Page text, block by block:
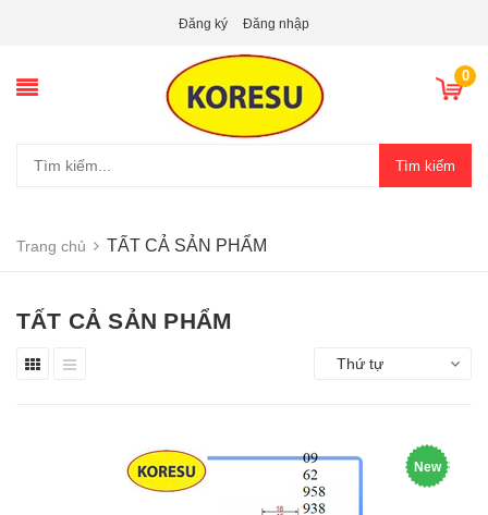
Đăng ký Đăng nhập
0
Tìm kiếm
Trang chủ TẤT CẢ SẢN PHẨM
TẤT CẢ SẢN PHẨM
Thứ tự
New